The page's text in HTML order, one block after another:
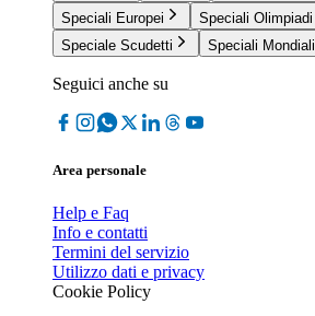
Speciali Europei
Speciali Olimpiadi
Speciale Scudetti
Speciali Mondiali
Seguici anche su
Area personale
Help e Faq
Info e contatti
Termini del servizio
Utilizzo dati e privacy
Cookie Policy